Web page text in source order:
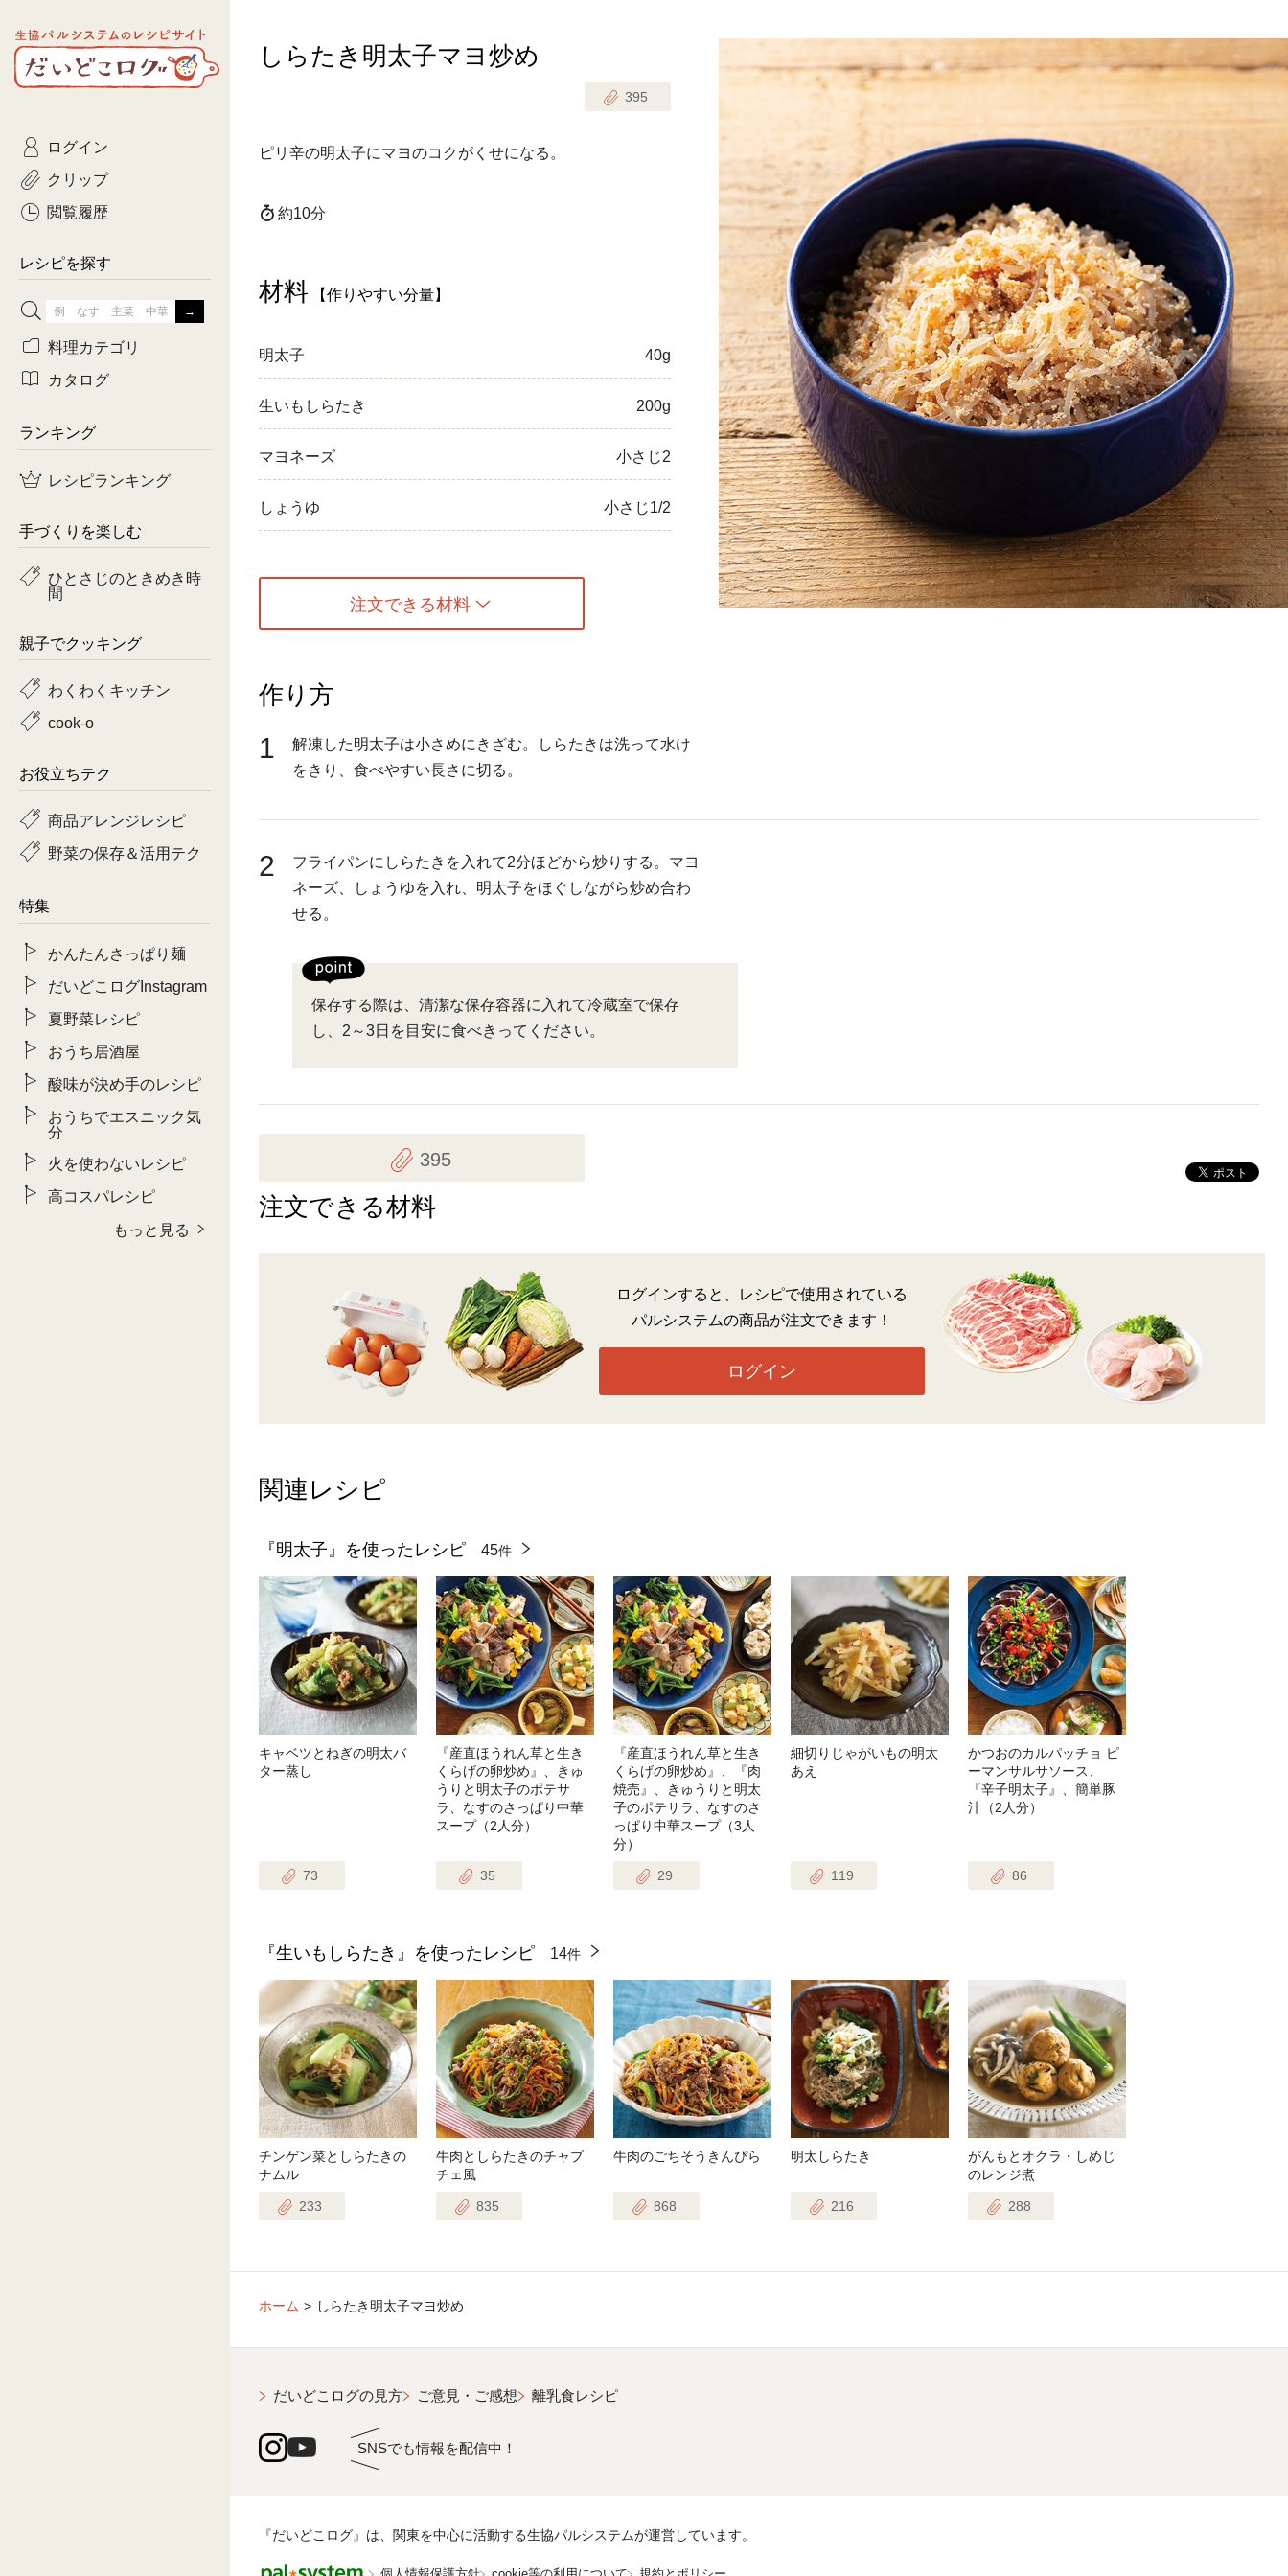
生協パルシステムのレシピ
サイト
だいどこログ
しらたき明太子マヨ炒め
395
ピリ辛の明太子にマヨのコクがくせになる。
約10分
材料 【作りやすい分量】
明太子 40g
生いもしらたき 200g
マヨネーズ 小さじ2
しょうゆ 小さじ1/2
注文できる材料
作り方
1
解凍した明太子は小さめにきざむ。しらたきは洗って水け
をきり、食べやすい長さに切る。
2
フライパンにしらたきを入れて2分ほどから炒りする。マヨ
ネーズ、しょうゆを入れ、明太子をほぐしながら炒め合わ
せる。
保存する際は、清潔な保存容器に入れて冷蔵室で保存
し、2～3日を目安に食べきってください。
395
注文できる材料
ログインすると、レシピで使用されている
パルシステムの商品が注文できます！
ログイン
関連レシピ
『明太子』を使ったレシピ 45件
キャベツとねぎの明太バ
ター蒸し
73
『産直ほうれん草と生き
くらげの卵炒め』、きゅ
うりと明太子のポテサ
ラ、なすのさっぱり中華
スープ（2人分）
35
『産直ほうれん草と生き
くらげの卵炒め』、『肉
焼売』、きゅうりと明太
子のポテサラ、なすのさ
っぱり中華スープ（3人
分）
29
細切りじゃがいもの明太
あえ
119
かつおのカルパッチョ ピ
ーマンサルサソース、
『辛子明太子』、簡単豚
汁（2人分）
86
『生いもしらたき』を使ったレシピ 14件
チンゲン菜としらたきの
ナムル
233
牛肉としらたきのチャプ
チェ風
835
牛肉のごちそうきんぴら
868
明太しらたき
216
がんもとオクラ・しめじ
のレンジ煮
288
ホーム しらたき明太子マヨ炒め
だいどこログの見方 ご意見・ご感想 離乳食レシピ
SNSでも情報を配信中！
『だいどこログ』は、関東を中心に活動する生協パルシステムが運営しています。
ログイン
クリップ
閲覧履歴
レシピを探す
ひとさじのときめき時間
おきらくだ 1歳半からの幼児食
つくりおき肉魚菜菜セット
牛肉
トマト
料理カテゴリ
主菜
常備菜・作りおき お弁当
カタログ
コトコト
yumyumいっしょごはん
ぷれーんぺいじ
ランキング
レシピランキング
手づくりを楽しむ
ひとさじのときめき時
間
親子でクッキング
わくわくキッチン
cook-o
お役立ちテク
商品アレンジレシピ
野菜の保存＆活用テク
特集
かんたんさっぱり麺
だいどこログInstagram
夏野菜レシピ
おうち居酒屋
酸味が決め手のレシピ
おうちでエスニック気
分
火を使わないレシピ
高コスパレシピ
もっと見る